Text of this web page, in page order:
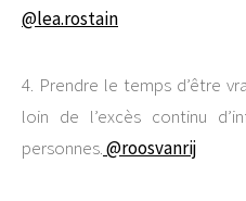
@lea.rostain
4. Prendre le temps d’être
loin de l’excès continu
personnes.@roosvanrij